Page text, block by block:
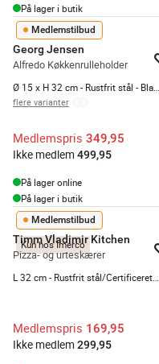
På lager i butik
Medlemstilbud
Georg Jensen
Alfredo Køkkenrulleholder
flere varianter
Medlemspris 349,95
Ikke medlem 499,95
På lager online
På lager i butik
Kun hos Imerco
Medlemstilbud
Timm Vladimir Kitchen
Pizza- og urteskærer
Medlemspris 169,95
Ikke medlem 299,95